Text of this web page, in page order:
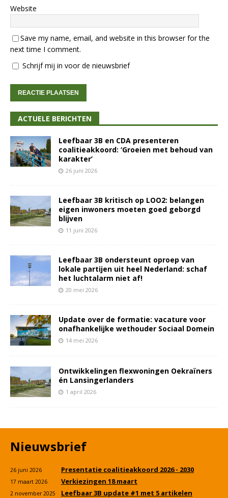
Website
Save my name, email, and website in this browser for the
next time I comment.
Schrijf mij in voor de nieuwsbrief
ACTUELE BERICHTEN
Leefbaar 3B en CDA presenteren
coalitieakkoord: ‘Groeien met behoud van
karakter’
26 juni 2026
Leefbaar 3B kritisch op LOO2: belangen
eigen inwoners moeten goed geborgd
blijven
11 juni 2026
Leefbaar 3B ondersteunt oproep van
lokale partijen uit heel Nederland: schaf
het luchtalarm niet af!
20 mei 2026
Update over de formatie: vacature voor
onafhankelijke wethouder Sociaal Domein
14 mei 2026
Ontwikkelingen flexwoningen Oekraïners
én Lansingerlanders
1 april 2026
Nieuwsbrief
26 juni 2026 Presentatie coalitieakkoord 2026 - 2030
17 maart 2026 Verkiezingen 18 maart
2 november 2025 Leefbaar 3B update #1 met 5 artikelen